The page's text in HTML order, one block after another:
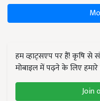
हम व्हाट्सएप पर हैं! कृषि से
मोबाइल में पढ़ने के लिए
Join